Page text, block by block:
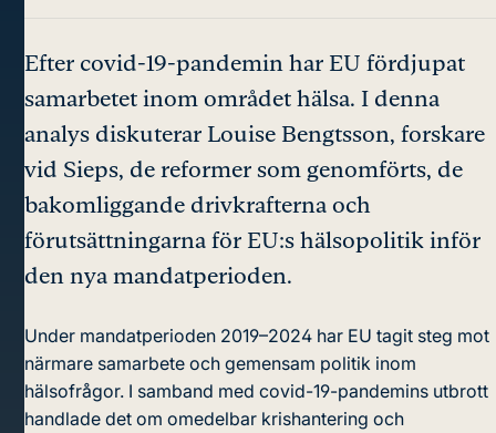
Efter covid-19-pandemin har EU fördjupat
samarbetet inom området hälsa. I denna
analys diskuterar Louise Bengtsson, forskare
vid Sieps, de reformer som genomförts, de
bakomliggande drivkrafterna och
förutsättningarna för EU:s hälsopolitik inför
den nya mandatperioden.
Under mandatperioden 2019–2024 har EU tagit steg mot
närmare samarbete och gemensam politik inom
hälsofrågor. I samband med covid-19-pandemins utbrott
handlade det om omedelbar krishantering och